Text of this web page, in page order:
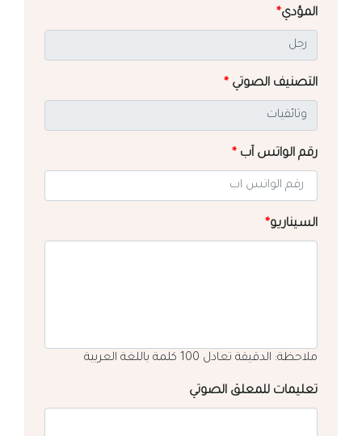
المؤدي*
التصنيف الصوتي *
رقم الواتس آب *
السيناريو*
ملاحظة: الدقيقة تعادل 100 كلمة باللغة العربية
تعليمات للمعلق الصوتي